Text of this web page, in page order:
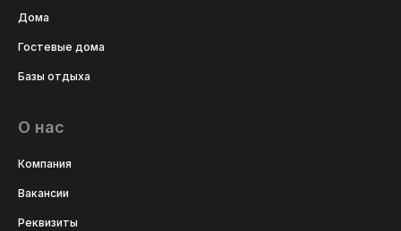
Дома
Гостевые дома
Базы отдыха
О нас
Компания
Вакансии
Реквизиты